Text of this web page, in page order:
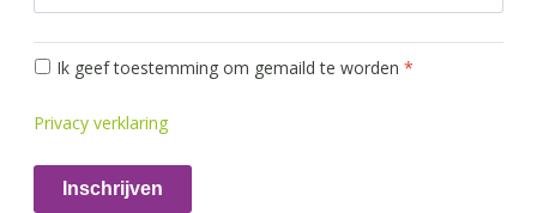
Ik geef toestemming om gemaild te worden *
Privacy verklaring
Inschrijven